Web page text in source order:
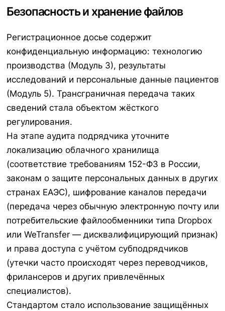
Безопасность и хранение файлов
Регистрационное досье содержит
конфиденциальную информацию: технологию
производства (Модуль 3), результаты
исследований и персональные данные пациентов
(Модуль 5). Трансграничная передача таких
сведений стала объектом жёсткого
регулирования.
На этапе аудита подрядчика уточните
локализацию облачного хранилища
(соответствие требованиям 152-ФЗ в России,
законам о защите персональных данных в других
странах ЕАЭС), шифрование каналов передачи
(передача через обычную электронную почту или
потребительские файлообменники типа Dropbox
или WeTransfer — дисквалифицирующий признак)
и права доступа с учётом субподрядчиков
(утечки часто происходят через переводчиков,
фрилансеров и других привлечённых
специалистов).
Стандартом стало использование защищённых